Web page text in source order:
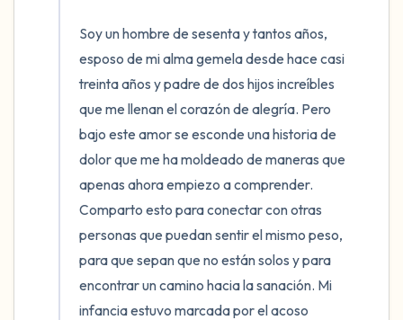
Soy un hombre de sesenta y tantos años,
esposo de mi alma gemela desde hace casi
treinta años y padre de dos hijos increíbles
que me llenan el corazón de alegría. Pero
bajo este amor se esconde una historia de
dolor que me ha moldeado de maneras que
apenas ahora empiezo a comprender.
Comparto esto para conectar con otras
personas que puedan sentir el mismo peso,
para que sepan que no están solos y para
encontrar un camino hacia la sanación. Mi
infancia estuvo marcada por el acoso
dentro de la habitación y por la ventana)
4 – cosas que puedes sentir (¿qué hay
frente a ti que puedas tocar?)
3 – cosas que puedes oír
2 – cosas que puedes oler
1 – cosa que te gusta de ti mismo.
Respira hondo para terminar.